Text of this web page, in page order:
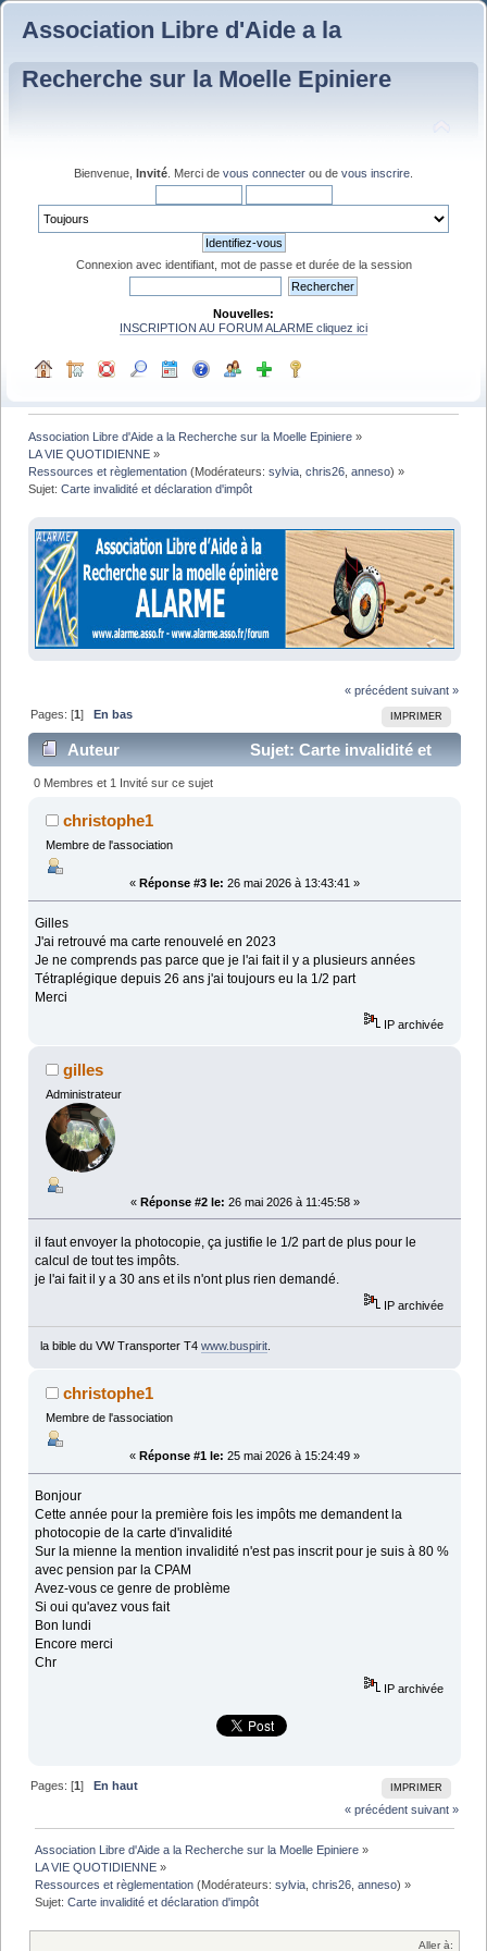
Association Libre d'Aide a la
Recherche sur la Moelle Epiniere
Bienvenue, Invité . Merci de vous connecter ou de vous inscrire
Connexion avec identifiant, mot de passe et durée de la session
Nouvelles:
INSCRIPTION AU FORUM ALARME cliquez ici
Association Libre d'Aide a la Recherche sur la Moelle Epiniere »
LA VIE QUOTIDIENNE »
Ressources et règlementation (Modérateurs:sylvia ,chris26 ,anneso) »
Sujet:Carte invalidité et déclaration d'impôt
« précédent suivant »
IMPRIMER
Pages: [1] En bas
Auteur
Sujet: Carte invalidité et
déclaration d'impôt (Lu 11960 fois)
0 Membres et 1 Invité sur ce sujet
christophe1
Membre de l'association
« Réponse #3 le: 26 mai 2026 à 13:43:41 »
Gilles
J'ai retrouvé ma carte renouvelé en 2023
Je ne comprends pas parce que je l'ai fait il y a plusieurs années
Tétraplégique depuis 26 ans j'ai toujours eu la 1/2 part
Merci
IP archivée
gilles
Administrateur
« Réponse #2 le: 26 mai 2026 à 11:45:58 »
il faut envoyer la photocopie, ça justifie le 1/2 part de plus pour le
calcul de tout tes impôts.
je l'ai fait il y a 30 ans et ils n'ont plus rien demandé.
IP archivée
la bible du VW Transporter T4 www.buspirit.
christophe1
Membre de l'association
« Réponse #1 le: 25 mai 2026 à 15:24:49 »
Bonjour
Cette année pour la première fois les impôts me demandent la
photocopie de la carte d'invalidité
Sur la mienne la mention invalidité n'est pas inscrit pour je suis à 80 %
avec pension par la CPAM
Avez-vous ce genre de problème
Si oui qu'avez vous fait
Bon lundi
Encore merci
Chr
IP archivée
IMPRIMER
Pages: [1]
En haut
« précédent suivant »
Association Libre d'Aide a la Recherche sur la Moelle Epiniere »
LA VIE QUOTIDIENNE »
Ressources et règlementation (Modérateurs:sylvia ,chris26 ,anneso) »
Sujet:Carte invalidité et déclaration d'impôt
Aller à: